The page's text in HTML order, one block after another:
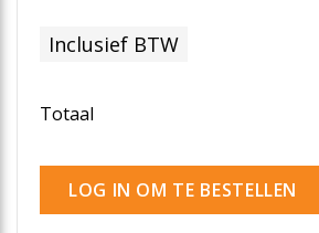
Inclusief BTW
Totaal
LOG IN OM TE BESTELLEN